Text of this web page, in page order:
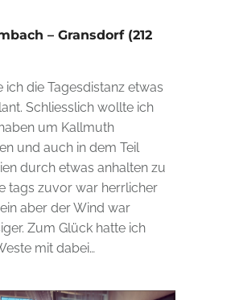
– Gransdorf (212
ich die Tagesdistanz etwas
Schliesslich wollte ich
um Kallmuth
und auch in dem Teil
durch etwas anhalten zu
tags zuvor war herrlicher
aber der Wind war
Zum Glück hatte ich
mit dabei…